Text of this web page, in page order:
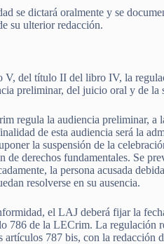
se dictará oralmente y se
su ulterior redacción.
V, del título II del libro IV, la
preliminar, del juicio oral y de la
regula la audiencia preliminar, a
de esta audiencia será la
la suspensión de la
de derechos fundamentales. Se
la persona acusada
resolverse en su ausencia.
el LAJ deberá fijar la
786 de la LECrim. La regulación
787 bis, con la redacción